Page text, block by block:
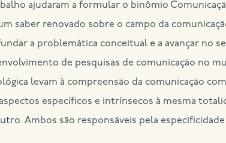
ajudaram a formular o binômio
saber renovado sobre o campo da
a problemática conceitual e a avançar no
de pesquisas de comunicação no
levam à compreensão da comunicação
específicos e intrínsecos à mesma
Ambos são responsáveis pela